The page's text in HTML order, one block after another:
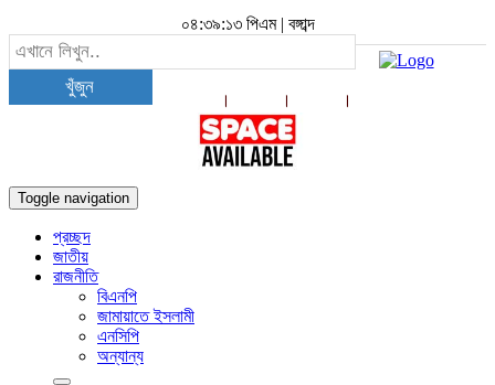
০৪:৩৯:১৩ পিএম| বঙ্গাব্দ
খুঁজুন
Toggle navigation
প্রচ্ছদ
জাতীয়
রাজনীতি
বিএনপি
জামায়াতে ইসলামী
এনসিপি
অন্যান্য